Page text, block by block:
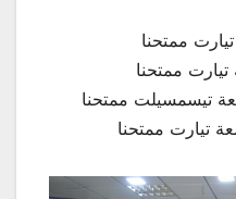
ممتحنا
ممتحنا
تيسمسيلت ممتحنا
تيارت ممتحنا